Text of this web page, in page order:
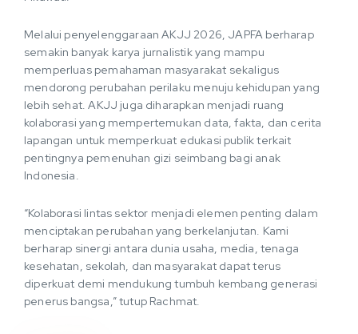
Melalui penyelenggaraan AKJJ 2026, JAPFA berharap
semakin banyak karya jurnalistik yang mampu
memperluas pemahaman masyarakat sekaligus
mendorong perubahan perilaku menuju kehidupan yang
lebih sehat. AKJJ juga diharapkan menjadi ruang
kolaborasi yang mempertemukan data, fakta, dan cerita
lapangan untuk memperkuat edukasi publik terkait
pentingnya pemenuhan gizi seimbang bagi anak
Indonesia.
“Kolaborasi lintas sektor menjadi elemen penting dalam
menciptakan perubahan yang berkelanjutan. Kami
berharap sinergi antara dunia usaha, media, tenaga
kesehatan, sekolah, dan masyarakat dapat terus
diperkuat demi mendukung tumbuh kembang generasi
penerus bangsa,” tutup Rachmat.